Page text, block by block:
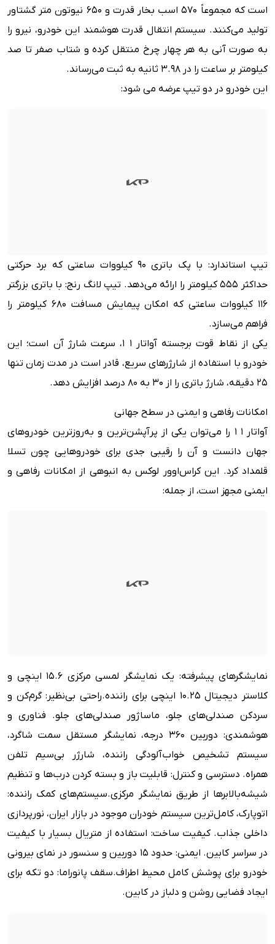
است که مجموعاً ۵۷۰ اسب بخار قدرت و ۶۵۰ نیوتون متر گشتاور
تولید می‌کنند. سیستم انتقال قدرت هوشمند این خودرو، نیرو را
به صورت آنی به هر چهار چرخ منتقل کرده و شتاب صفر تا صد
کیلومتر بر ساعت را در ۳.۹۸ ثانیه به ثبت می‌رساند.
این خودرو در دو تیپ عرضه می شود:
تیپ استاندارد: با پک باتری ۹۰ کیلووات ساعتی که برد حرکتی
حداکثر ۵۵۵ کیلومتر را ارائه می‌دهد.
تیپ لانگ رنج: با باتری بزرگتر
۱۱۶ کیلووات ساعتی که امکان پیمایش مسافت ۶۸۰ کیلومتر را
فراهم می‌سازد.
یکی از نقاط قوت برجسته آواتار 1 1، سرعت شارژ آن است؛ این
خودرو با استفاده از شارژرهای سریع، قادر است در مدت زمان تنها
۲۵ دقیقه، شارژ باتری را از ۳۰ به ۸۰ درصد افزایش دهد.
امکانات رفاهی و ایمنی در سطح جهانی
آواتار 1 1 را می‌توان یکی از پرآپشن‌ترین و به‌روزترین خودروهای
جهان دانست و آن را رقیبی جدی برای خودروهایی چون تسلا
قلمداد کرد. این کراس‌اوور لوکس به انبوهی از امکانات رفاهی و
ایمنی مجهز است، از جمله:
نمایشگرهای پیشرفته: یک نمایشگر لمسی مرکزی ۱۵.۶ اینچی و
کلاستر دیجیتال ۱۰.۲۵ اینچی برای راننده.
راحتی بی‌نظیر: گرم‌کن و
سردکن صندلی‌های جلو، ماساژور صندلی‌های جلو. فناوری و
هوشمندی: دوربین ۳۶۰ درجه، نمایشگر مستقل سمت شاگرد،
سیستم تشخیص خواب‌آلودگی راننده، شارژر بی‌سیم تلفن
همراه. دسترسی و کنترل: قابلیت باز و بسته کردن درب‌ها و تنظیم
شیشه‌بالابرها از طریق نمایشگر مرکزی.سیستم‌های کمک راننده:
اتوپارک، کامل‌ترین سیستم خودران موجود در بازار ایران، نورپردازی
داخلی جذاب. کیفیت ساخت: استفاده از متریال بسیار با کیفیت
در سراسر کابین.
ایمنی: حدود ۱۵ دوربین و سنسور در نمای بیرونی
خودرو برای پوشش کامل محیط اطراف.سقف پانوراما: دو تکه برای
ایجاد فضایی روشن و دلباز در کابین.